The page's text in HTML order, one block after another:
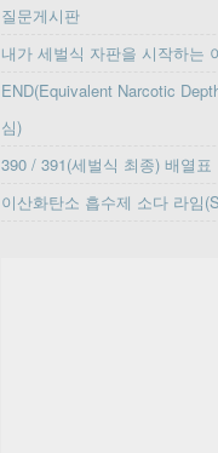
질문게시판
내가 세벌식 자판을 시작하는
END(Equivalent Narcotic
심)
390 / 391(세벌식 최종) 배열표
이산화탄소 흡수제 소다 라임